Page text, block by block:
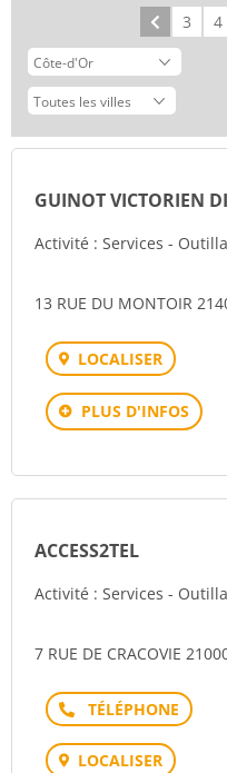
Précédent
3 4
GUINOT VICTORIEN
Activité : Services -
13 RUE DU MONTOIR
LOCALISER
PLUS D'INFOS
ACCESS2TEL
Activité : Services -
7 RUE DE CRACOVIE
Téléphone
LOCALISER